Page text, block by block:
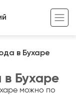
в Бухаре
в Бухаре
можно по